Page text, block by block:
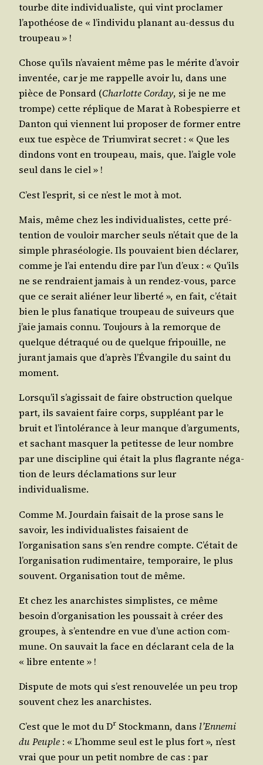
tourbe dite indi­vi­dua­liste, qui vint pro­cla­mer
l’apothéose de « l’individu pla­nant au-des­sus du
troupeau » !
Chose qu’ils n’avaient même pas le mérite d’avoir
inven­tée, car je me rap­pelle avoir lu, dans une
pièce de Pon­sard (Char­lotte Cor­day, si je ne me
trompe) cette réplique de Marat à Robes­pierre et
Dan­ton qui viennent lui pro­po­ser de for­mer entre
eux tue espèce de Trium­vi­rat secret : « Que les
din­dons vont en trou­peau, mais, que. l’aigle vole
seul dans le ciel » !
C’est l’esprit, si ce n’est le mot à mot.
Mais, même chez les indi­vi­dua­listes, cette pré­
ten­tion de vou­loir mar­cher seuls n’était que de la
simple phra­séo­lo­gie. Ils pou­vaient bien décla­rer,
comme je l’ai enten­du dire par l’un d’eux : « Qu’ils
ne se ren­draient jamais à un ren­dez-vous, parce
que ce serait alié­ner leur liber­té », en fait, c’était
bien le plus fana­tique trou­peau de sui­veurs que
j’aie jamais connu. Tou­jours à la remorque de
quelque détra­qué ou de quelque fri­pouille, ne
jurant jamais que d’après l’Évangile du saint du
moment.
Lorsqu’il s’agissait de faire obs­truc­tion quelque
part, ils savaient faire corps, sup­pléant par le
bruit et l’intolérance à leur manque d’arguments,
et sachant mas­quer la peti­tesse de leur nombre
par une dis­ci­pline qui était la plus fla­grante néga­
tion de leurs décla­ma­tions sur leur
individualisme.
Comme M. Jour­dain fai­sait de la prose sans le
savoir, les indi­vi­dua­listes fai­saient de
l’organisation sans s’en rendre compte. C’était de
l’organisation rudi­men­taire, tem­po­raire, le plus
sou­vent. Orga­ni­sa­tion tout de même.
Et chez les anar­chistes sim­plistes, ce même
besoin d’organisation les pous­sait à créer des
groupes, à s’entendre en vue d’une action com­
mune. On sau­vait la face en décla­rant cela de la
« libre entente » !
Dis­pute de mots qui s’est renou­ve­lée un peu trop
sou­vent chez les anarchistes.
C’est que le mot du Dr Sto­ck­mann, dans l’Ennemi
du Peuple : « L’homme seul est le plus fort », n’est
vrai que pour un petit nombre de cas : par